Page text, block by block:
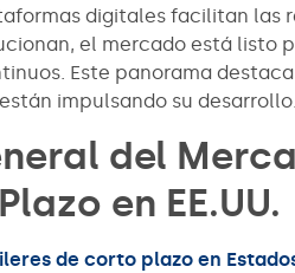
digitales facilitan las
el mercado está listo
Este panorama
impulsando su desarrollo.
del
en EE.UU.
de corto plazo en